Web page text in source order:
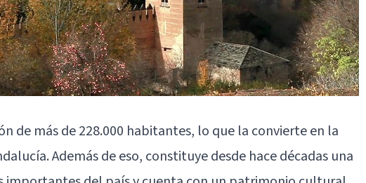
de más de 228.000 habitantes, lo que la convierte en la
Además de eso, constituye desde hace décadas una